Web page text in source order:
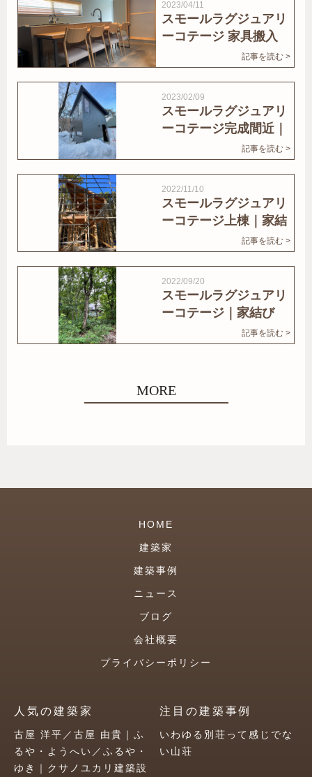
2023/04/11
スモールラグジュアリ
ーコテージ 家具搬入
記事を読む >
2023/02/09
スモールラグジュアリ
ーコテージ完成間近｜
記事を読む >
2022/11/10
スモールラグジュアリ
ーコテージ上棟｜家結
記事を読む >
2022/09/20
スモールラグジュアリ
ーコテージ｜家結び
記事を読む >
MORE
HOME
建築家
建築事例
ニュース
ブログ
会社概要
プライバシーポリシー
人気の建築家
古屋 洋平／古屋 由貴｜ふ
るや・ようへい／ふるや・
ゆき｜クサノユカリ建築設
注目の建築事例
いわゆる別荘って感じでな
い山荘